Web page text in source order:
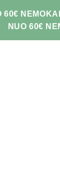
60€
NUO 60€